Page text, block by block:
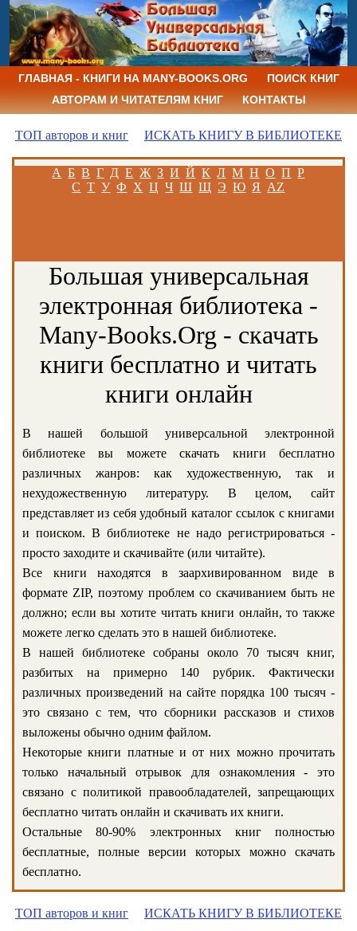
ГЛАВНАЯ - КНИГИ НА MANY-BOOKS.ORG
ПОИСК КНИГ
АВТОРАМ И ЧИТАТЕЛЯМ КНИГ
КОНТАКТЫ
ТОП авторов и книг ИСКАТЬ КНИГУ В БИБЛИОТЕКЕ
А Б В Г Д Е Ж З И Й К Л М Н О П Р
С Т У Ф Х Ц Ч Ш Щ Э Ю Я AZ
Большая универсальная
электронная библиотека -
Many-Books.Org - скачать
книги бесплатно и читать
книги онлайн
В нашей большой универсальной электронной
библиотеке вы можете скачать книги бесплатно
различных жанров: как художественную, так и
нехудожественную литературу. В целом, сайт
представляет из себя удобный каталог ссылок с книгами
и поиском. В библиотеке не надо регистрироваться -
просто заходите и скачивайте (или читайте).
Все книги находятся в заархивированном виде в
формате ZIP, поэтому проблем со скачиванием быть не
должно; если вы хотите читать книги онлайн, то также
можете легко сделать это в нашей библиотеке.
В нашей библиотеке собраны около 70 тысяч книг,
разбитых на примерно 140 рубрик. Фактически
различных произведений на сайте порядка 100 тысяч -
это связано с тем, что сборники рассказов и стихов
выложены обычно одним файлом.
Некоторые книги платные и от них можно прочитать
только начальный отрывок для ознакомления - это
связано с политикой правообладателей, запрещающих
бесплатно читать онлайн и скачивать их книги.
Остальные 80-90% электронных книг полностью
бесплатные, полные версии которых можно скачать
бесплатно.
ТОП авторов и книг ИСКАТЬ КНИГУ В БИБЛИОТЕКЕ